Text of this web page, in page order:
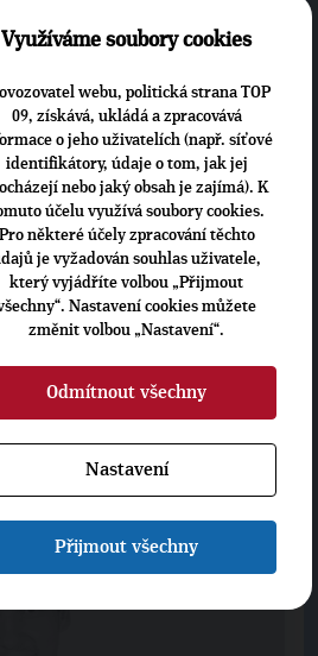
vidět i do kuchyně
chodíme jen tam, kde
i obsluhy odpovídají
by to mělo být ...
Využíváme soubory cookies
webu, politická strana TOP
09, získává, ukládá a zpracovává
o jeho uživatelích (např. síťové
identifikátory, údaje o tom, jak jej
nebo jaký obsah je zajímá). K
účelu využívá soubory cookies.
Pro některé účely zpracování těchto
je vyžadován souhlas uživatele,
který vyjádříte volbou „Přijmout
Nastavení cookies můžete
změnit volbou „Nastavení“.
Odmítnout všechny
Nastavení
Přijmout všechny